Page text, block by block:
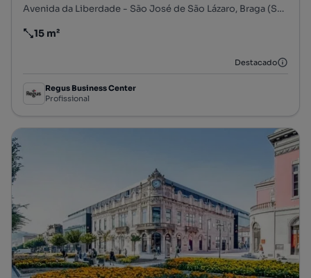
Avenida da Liberdade - São José de São Lázaro, Braga (São José de São Lázaro e São João do Souto), Braga, Braga
Preço por metro quadrado
15 m²
Destacado
Regus Business Center
Profissional